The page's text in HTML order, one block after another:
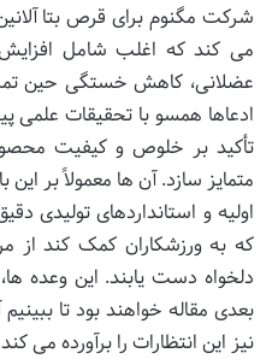
شرکت مگنوم برای قرص بتا
می کند که اغلب شامل
عضلانی، کاهش خستگی حین
ادعاها همسو با تحقیقات علمی
تأکید بر خلوص و کیفیت
متمایز سازد. آن ها معمولاً بر این
اولیه و استانداردهای تولیدی
که به ورزشکاران کمک کند از
دلخواه دست یابند. این وعده
بعدی مقاله خواهند بود تا
نیز این انتظارات را برآورده می